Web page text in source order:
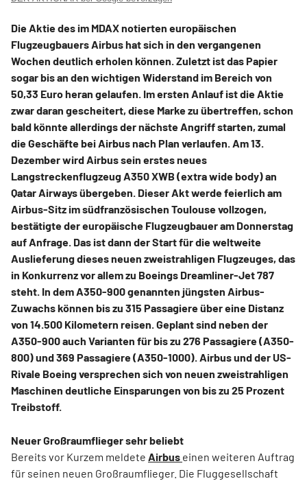
Die Aktie des im MDAX notierten europäischen
Flugzeugbauers Airbus hat sich in den vergangenen
Wochen deutlich erholen können. Zuletzt ist das Papier
sogar bis an den wichtigen Widerstand im Bereich von
50,33 Euro heran gelaufen. Im ersten Anlauf ist die Aktie
zwar daran gescheitert, diese Marke zu übertreffen, schon
bald könnte allerdings der nächste Angriff starten, zumal
die Geschäfte bei Airbus nach Plan verlaufen. Am 13.
Dezember wird Airbus sein erstes neues
Langstreckenflugzeug A350 XWB (extra wide body) an
Qatar Airways übergeben. Dieser Akt werde feierlich am
Airbus-Sitz im südfranzösischen Toulouse vollzogen,
bestätigte der europäische Flugzeugbauer am Donnerstag
auf Anfrage. Das ist dann der Start für die weltweite
Auslieferung dieses neuen zweistrahligen Flugzeuges, das
in Konkurrenz vor allem zu Boeings Dreamliner-Jet 787
steht. In dem A350-900 genannten jüngsten Airbus-
Zuwachs können bis zu 315 Passagiere über eine Distanz
von 14.500 Kilometern reisen. Geplant sind neben der
A350-900 auch Varianten für bis zu 276 Passagiere (A350-
800) und 369 Passagiere (A350-1000). Airbus und der US-
Rivale Boeing versprechen sich von neuen zweistrahligen
Maschinen deutliche Einsparungen von bis zu 25 Prozent
Treibstoff.
Neuer Großraumflieger sehr beliebt
Bereits vor Kurzem meldete Airbus einen weiteren Auftrag
für seinen neuen Großraumflieger. Die Fluggesellschaft